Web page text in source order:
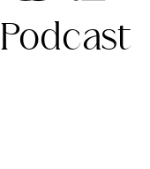
Podcast